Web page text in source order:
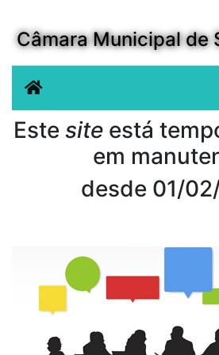
Câmara Municipal de
Este site está
em
desde 01/